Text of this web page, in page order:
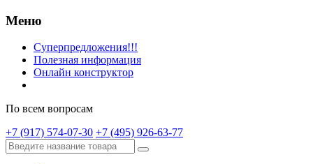
Меню
Суперпредложения!!!
Полезная информация
Онлайн конструктор
По всем вопросам
+7 (917) 574-07-30 +7 (495) 926-63-77